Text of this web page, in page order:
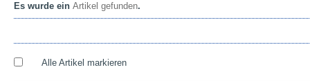
Es wurde ein Artikel gefunden.
Alle Artikel markieren